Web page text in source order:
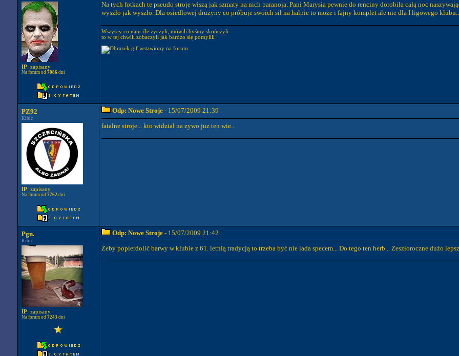
IP: zapisany
Na forum od 7086 dni
Na tych fotkach te pseudo stroje wiszą jak szmaty na nich paranoja. Pani Marysia pewnie do renciny dorobiła całą noc
wyszło jak wyszło. Dla osiedlowej drużyny co próbuje swoich sił na halpie to może i fajny komplet ale nie dla I ligowego
Wszyscy co nam źle życzyli, mówili byśmy skończyli
to w tej chwili zobaczyli jak bardzo się pomylili
PZ92
Kibic
IP: zapisany
Na forum od 7762 dni
Odp: Nowe Stroje - 15/07/2009 21:39
fatalne stroje... kto widzial na zywo juz ten wie..
Pgn.
Kibic
IP: zapisany
Na forum od 7243 dni
Odp: Nowe Stroje - 15/07/2009 21:42
Żeby popierdolić barwy w klubie z 61. letnią tradycją to trzeba być nie lada specem... Do tego ten herb... Zeszłoroczne dużo